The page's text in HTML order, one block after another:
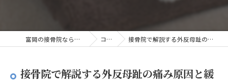
富岡の接骨院なら学鍼灸接骨院 コラム 接骨院で解説する外反母趾の痛み原因と緩和法
接骨院で解説する外反母趾の痛み原因と緩